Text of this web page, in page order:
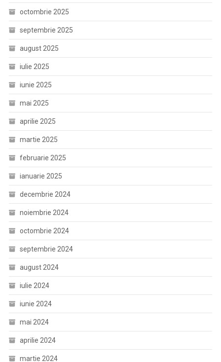
octombrie 2025
septembrie 2025
august 2025
iulie 2025
iunie 2025
mai 2025
aprilie 2025
martie 2025
februarie 2025
ianuarie 2025
decembrie 2024
noiembrie 2024
octombrie 2024
septembrie 2024
august 2024
iulie 2024
iunie 2024
mai 2024
aprilie 2024
martie 2024